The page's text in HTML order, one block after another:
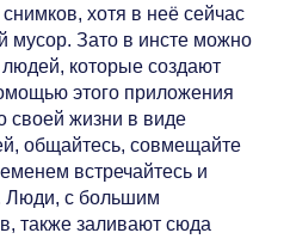
хотя в неё сейчас
мусор. Зато в инсте можно
которые создают
этого приложения
своей жизни в виде
общайтесь, совмещайте
встречайтесь и
Люди, с большим
также заливают сюда